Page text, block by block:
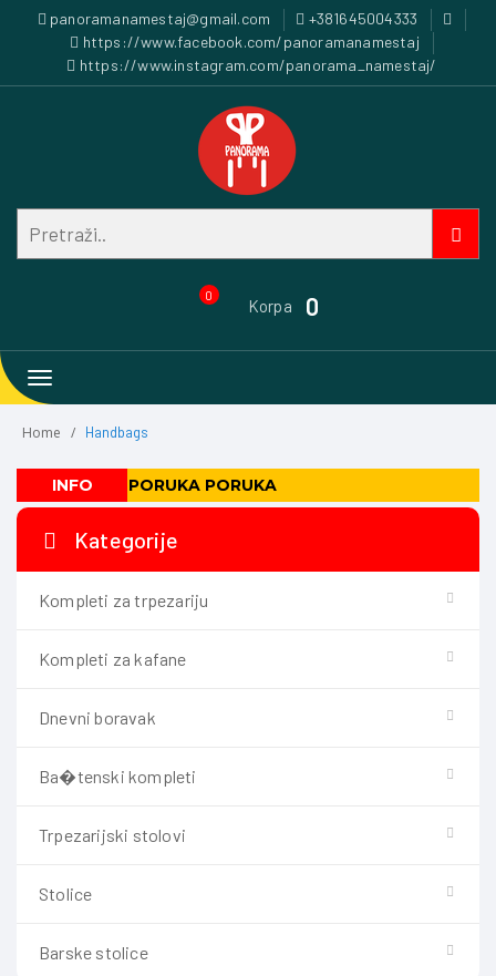
panoramanamestaj@gmail.com
+381645004333
https://www.facebook.com/panoramanamestaj
https://www.instagram.com/panorama_namestaj/
0
Korpa 0
Toggle
navigation
Home Handbags
PORUKA PORUKA
INFO
Kategorije
Kompleti za trpezariju
Kompleti za kafane
Dnevni boravak
Ba�tenski kompleti
Trpezarijski stolovi
Stolice
Barske stolice